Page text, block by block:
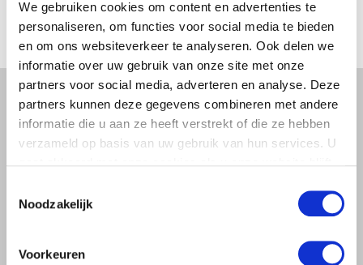
We gebruiken cookies om content en advertenties te
personaliseren, om functies voor social media te bieden
en om ons websiteverkeer te analyseren. Ook delen we
informatie over uw gebruik van onze site met onze
partners voor social media, adverteren en analyse. Deze
partners kunnen deze gegevens combineren met andere
informatie die u aan ze heeft verstrekt of die ze hebben
verzameld op basis van uw gebruik van hun services. U
Noodzakelijk
Voorkeuren
Met de modulaire constructie en duurzame, in eigen huis
toekomst. U past de machine eenvoudig aan en haalt zo het